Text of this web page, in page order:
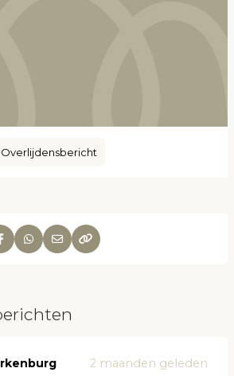
Overlijdensbericht
2 maanden geleden